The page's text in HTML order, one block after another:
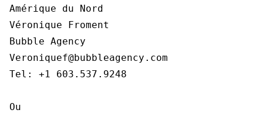
Amérique du Nord
Véronique Froment
Bubble Agency
Veroniquef@bubbleagency.com
Tel: +1 603.537.9248
Ou